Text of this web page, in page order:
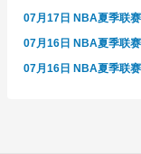
07月17日 NBA夏季联
07月16日 NBA夏季联
07月16日 NBA夏季联